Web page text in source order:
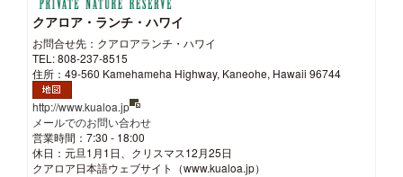
クアロア・ランチ・ハワイ
お問合せ先：クアロアランチ・ハワイ
TEL: 808-237-8515
住所：49-560 Kamehameha Highway, Kaneohe, Hawaii 96744
http://www.kualoa.jp
メールでのお問い合わせ
営業時間：7:30 - 18:00
休日：元旦1月1日、クリスマス12月25日
クアロア日本語ウェブサイト（www.kualoa.jp）